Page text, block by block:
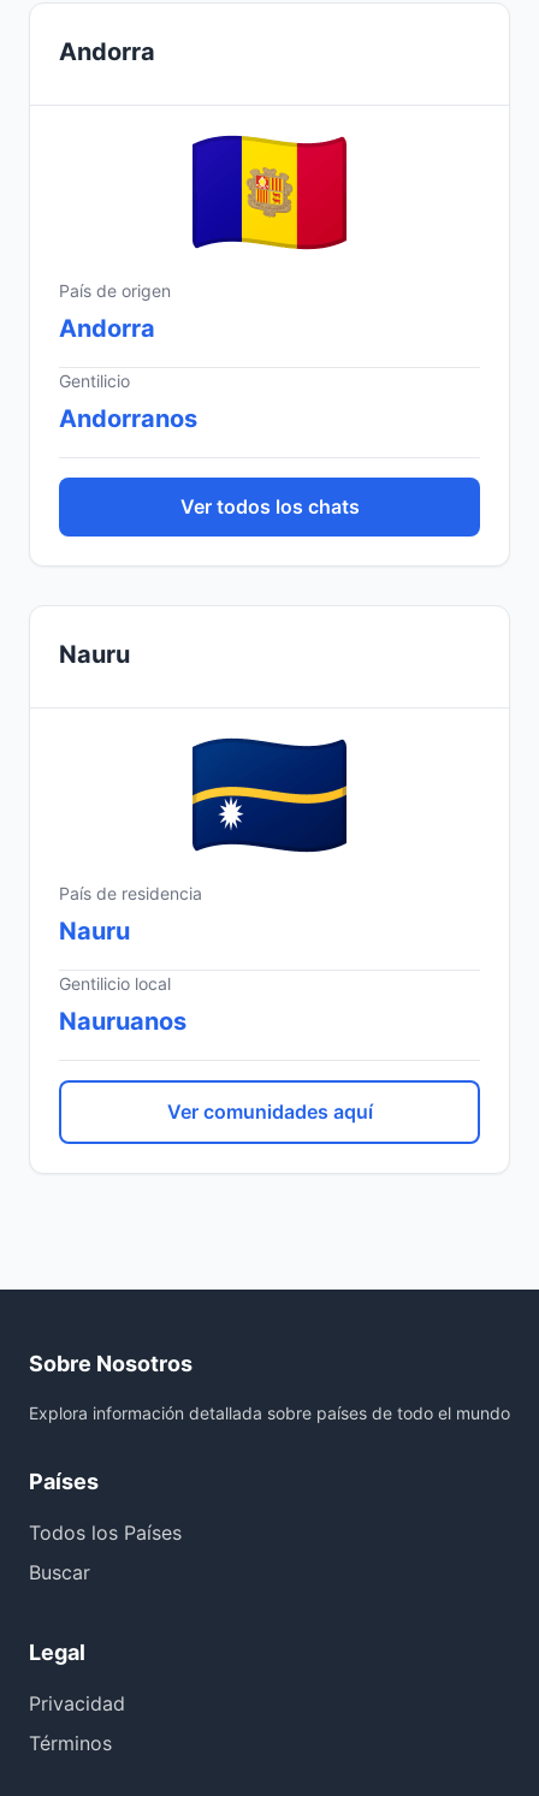
Andorra
País de origen
Andorra
Gentilicio
Andorranos
Ver todos los chats
Nauru
País de residencia
Nauru
Gentilicio local
Nauruanos
Ver comunidades aquí
Sobre Nosotros
Explora información detallada sobre países de todo el mundo
Países
Todos los Países
Buscar
Legal
Privacidad
Términos